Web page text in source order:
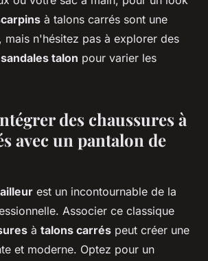
à talons carrés sont une
mais n'hésitez pas à explorer des
sandales talon pour varier les
des chaussures à
avec un pantalon de
est un incontournable de la
Associer ce classique
à talons carrés peut créer une
et moderne. Optez pour un